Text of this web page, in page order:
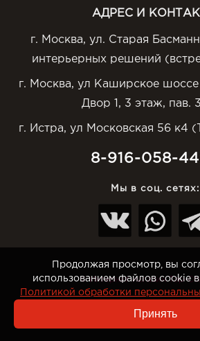
АДРЕС И
г. Москва, ул. Старая
интерьерных решений
г. Москва, ул Каширское
Двор 1, 3 этаж, пав.
г. Истра, ул Московская 56 к4
8-916-058-
Мы в соц. сетях:
© Интернет-магазин Top-
Продолжая просмотр, вы
использованием файлов cookie в
Политикой обработки
Принять